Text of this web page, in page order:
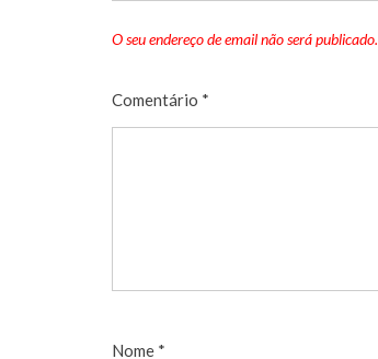
O seu endereço de email não será publicado.
Comentário *
Nome *